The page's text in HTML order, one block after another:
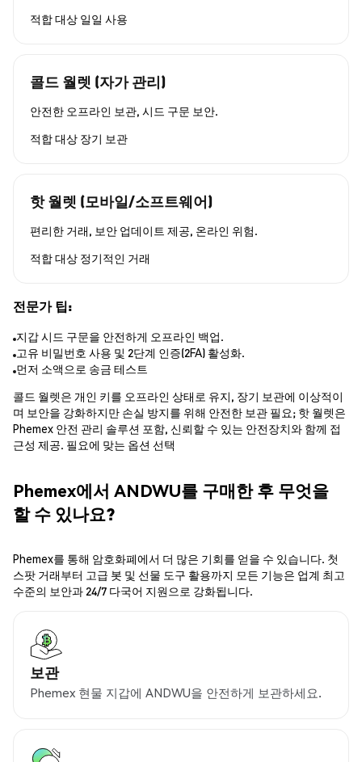
적합 대상 일일 사용
콜드 월렛 (자가 관리)
안전한 오프라인 보관, 시드 구문 보안.
적합 대상 장기 보관
핫 월렛 (모바일/소프트웨어)
편리한 거래, 보안 업데이트 제공, 온라인 위험.
적합 대상 정기적인 거래
전문가 팁:
지갑 시드 구문을 안전하게 오프라인 백업.
고유 비밀번호 사용 및 2단계 인증(2FA) 활성화.
먼저 소액으로 송금 테스트
콜드 월렛은 개인 키를 오프라인 상태로 유지, 장기 보관에 이상적이
며 보안을 강화하지만 손실 방지를 위해 안전한 보관 필요; 핫 월렛은
Phemex 안전 관리 솔루션 포함, 신뢰할 수 있는 안전장치와 함께 접
근성 제공. 필요에 맞는 옵션 선택
Phemex에서 ANDWU를 구매한 후 무엇을
할 수 있나요?
Phemex를 통해 암호화폐에서 더 많은 기회를 얻을 수 있습니다. 첫
스팟 거래부터 고급 봇 및 선물 도구 활용까지 모든 기능은 업계 최고
수준의 보안과 24/7 다국어 지원으로 강화됩니다.
보관
Phemex 현물 지갑에 ANDWU을 안전하게 보관하세요.